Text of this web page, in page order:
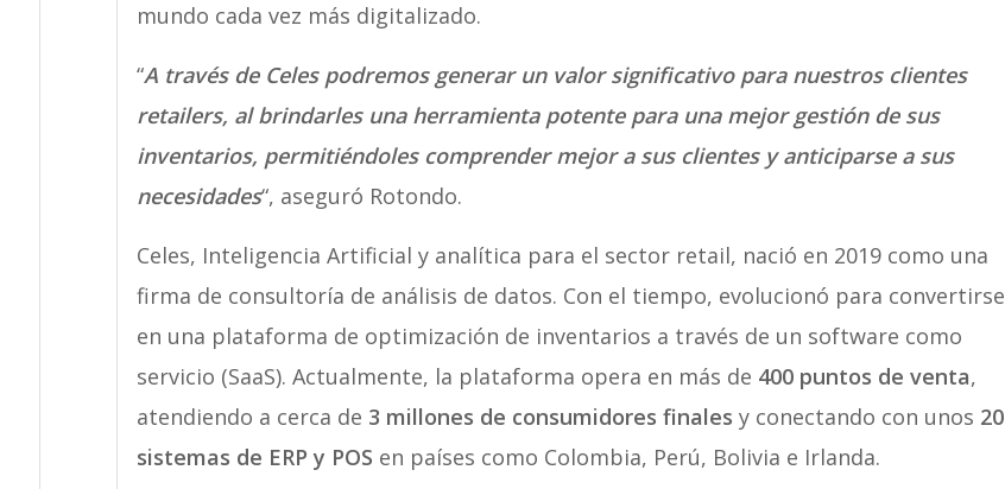
mundo cada vez más digitalizado.
“A través de Celes podremos generar un valor significativo para nuestros clientes
retailers, al brindarles una herramienta potente para una mejor gestión de sus
inventarios, permitiéndoles comprender mejor a sus clientes y anticiparse a sus
necesidades“, aseguró Rotondo.
Celes, Inteligencia Artificial y analítica para el sector retail, nació en 2019 como una
firma de consultoría de análisis de datos. Con el tiempo, evolucionó para convertirse
en una plataforma de optimización de inventarios a través de un software como
servicio (SaaS). Actualmente, la plataforma opera en más de 400 puntos de venta,
atendiendo a cerca de 3 millones de consumidores finales y conectando con unos 20
sistemas de ERP y POS en países como Colombia, Perú, Bolivia e Irlanda.